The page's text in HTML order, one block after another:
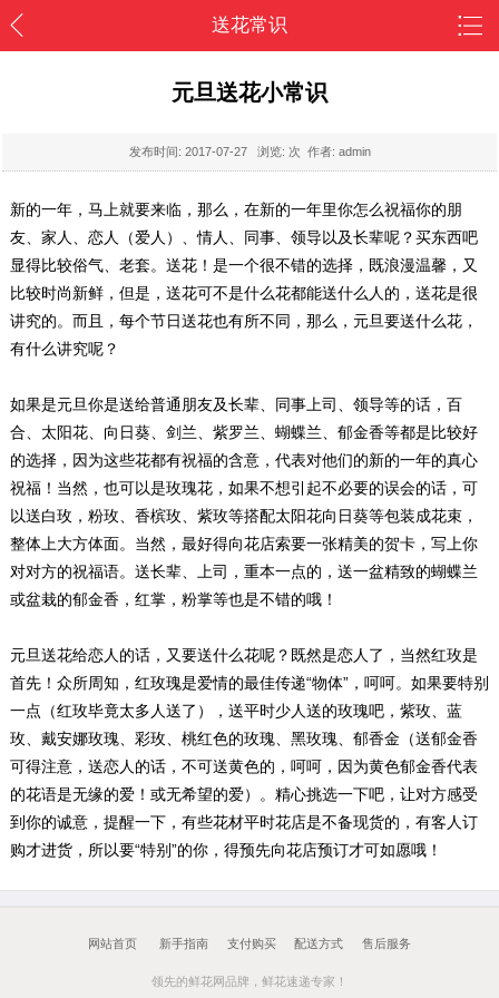
送花常识
元旦送花小常识
发布时间: 2017-07-27浏览: 次 作者: admin
新的一年，马上就要来临，那么，在新的一年里你怎么祝福你的朋
友、家人、恋人（爱人）、情人、同事、领导以及长辈呢？买东西吧
显得比较俗气、老套。送花！是一个很不错的选择，既浪漫温馨，又
比较时尚新鲜，但是，送花可不是什么花都能送什么人的，送花是很
讲究的。而且，每个节日送花也有所不同，那么，元旦要送什么花，
有什么讲究呢？
如果是元旦你是送给普通朋友及长辈、同事上司、领导等的话，百
合、太阳花、向日葵、剑兰、紫罗兰、蝴蝶兰、郁金香等都是比较好
的选择，因为这些花都有祝福的含意，代表对他们的新的一年的真心
祝福！当然，也可以是玫瑰花，如果不想引起不必要的误会的话，可
以送白玫，粉玫、香槟玫、紫玫等搭配太阳花向日葵等包装成花束，
整体上大方体面。当然，最好得向花店索要一张精美的贺卡，写上你
对对方的祝福语。送长辈、上司，重本一点的，送一盆精致的蝴蝶兰
或盆栽的郁金香，红掌，粉掌等也是不错的哦！
元旦送花给恋人的话，又要送什么花呢？既然是恋人了，当然红玫是
首先！众所周知，红玫瑰是爱情的最佳传递“物体”，呵呵。如果要特别
一点（红玫毕竟太多人送了），送平时少人送的玫瑰吧，紫玫、蓝
玫、戴安娜玫瑰、彩玫、桃红色的玫瑰、黑玫瑰、郁香金（送郁金香
可得注意，送恋人的话，不可送黄色的，呵呵，因为黄色郁金香代表
的花语是无缘的爱！或无希望的爱）。精心挑选一下吧，让对方感受
到你的诚意，提醒一下，有些花材平时花店是不备现货的，有客人订
购才进货，所以要“特别”的你，得预先向花店预订才可如愿哦！
网站首页 新手指南 支付购买 配送方式 售后服务
领先的鲜花网品牌，鲜花速递专家！